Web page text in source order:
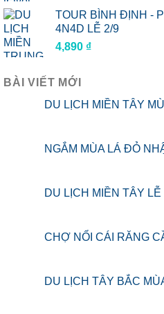
TOUR BÌNH ĐỊNH -
4N4D LỄ 2/9
4,890 ₫
BÀI VIẾT MỚI
DU LỊCH MIỀN TÂY
NGẮM MÙA LÁ ĐỎ
DU LỊCH MIỀN TÂY
CHỢ NỔI CÁI RĂNG
DU LỊCH TÂY BẮC